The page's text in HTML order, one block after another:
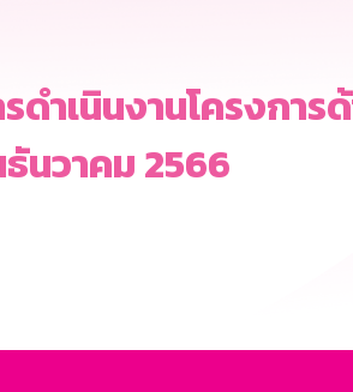
ำเนินงานโครงการ
นวาคม 2566